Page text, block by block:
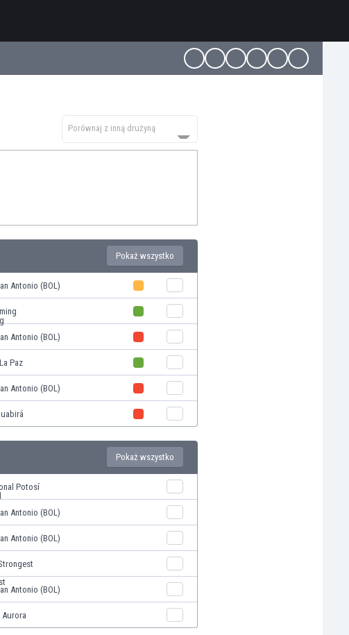
Porównaj z inną drużyną
Pokaż wszystko
Antonio (BOL)
Antonio (BOL)
Paz
Antonio (BOL)
Pokaż wszystko
Potosí
Antonio (BOL)
Antonio (BOL)
Antonio (BOL)